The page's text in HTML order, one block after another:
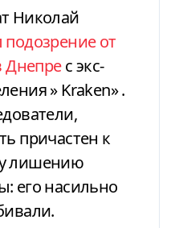
Николай
подозрение от
Днепрес экс-
» Kraken» .
причастен к
лишению
его насильно